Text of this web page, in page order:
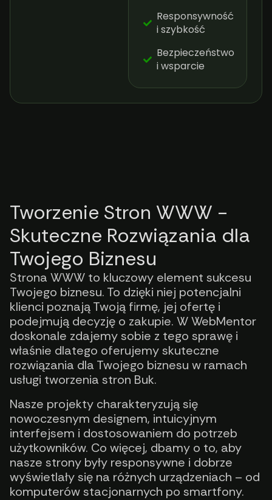
Responsywność
i szybkość
Bezpieczeństwo
i wsparcie
Tworzenie Stron WWW -
Skuteczne Rozwiązania dla
Twojego Biznesu
Strona WWW to kluczowy element sukcesu
Twojego biznesu. To dzięki niej potencjalni
klienci poznają Twoją firmę, jej ofertę i
podejmują decyzję o zakupie. W WebMentor
doskonale zdajemy sobie z tego sprawę i
właśnie dlatego oferujemy skuteczne
rozwiązania dla Twojego biznesu w ramach
usługi tworzenia stron Buk.
Nasze projekty charakteryzują się
nowoczesnym designem, intuicyjnym
interfejsem i dostosowaniem do potrzeb
użytkowników. Co więcej, dbamy o to, aby
nasze strony były responsywne i dobrze
wyświetlały się na różnych urządzeniach – od
komputerów stacjonarnych po smartfony.